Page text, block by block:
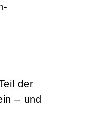
der
– und